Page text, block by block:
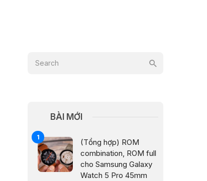
BÀI MỚI
(Tổng hợp) ROM
combination, ROM full
cho Samsung Galaxy
Watch 5 Pro 45mm